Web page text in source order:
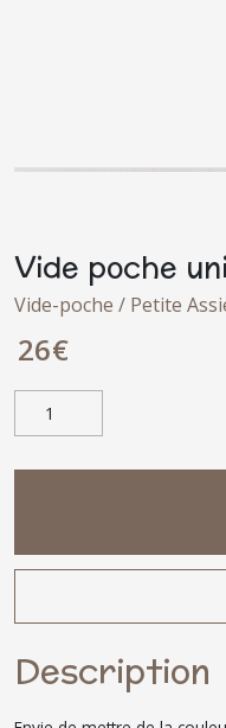
Vide poche
Vide-poche / Petite
26€
Description